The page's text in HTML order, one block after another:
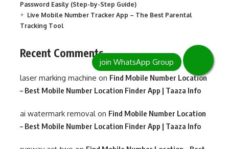
Password Easily (Step-by-Step Guide)
Live Mobile Number Tracker App – The Best Parental
Tracking Tool
Recent Comments
laser marking machine on Find Mobile Number Location
– Best Mobile Number Location Finder App | Taaza Info
ai watermark removalon Find Mobile Number Location
– Best Mobile Number Location Finder App | Taaza Info